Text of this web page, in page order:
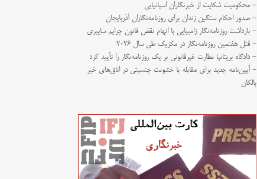
- محکومیت شکایت از خبرنگاران اسپانیایی
- صدور احکام سنگین زندان برای روزنامه‌نگاران آذربایجان
- بازداشت روزنامه‌نگار زامبیایی با اتهام نقض قانون جرایم سایبری
- قتل هفتمین روزنامه‌نگار در مکزیک طی سال ۲۰۲۶
- دادگاه بریتانیا نظارت غیرقانونی بر یک روزنامه‌نگار را تأیید کرد
- آیین‌نامه جدید برای مقابله با خشونت جنسیتی در اتاق‌های خبر
بالکان